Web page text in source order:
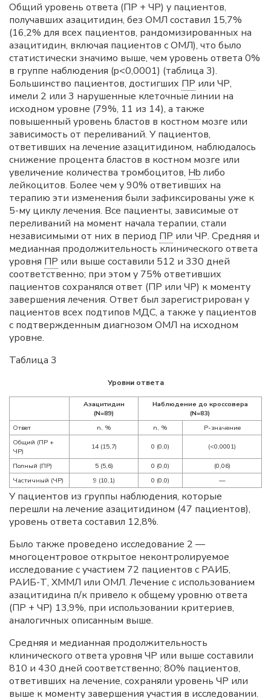
Общий уровень ответа (ПР + ЧР) у пациентов,
получавших азацитидин, без ОМЛ составил 15,7%
(16,2% для всех пациентов, рандомизированных на
азацитидин, включая пациентов с ОМЛ), что было
статистически значимо выше, чем уровень ответа 0%
в группе наблюдения (p<0,0001) (таблица 3).
Большинство пациентов, достигших ПР или ЧР,
имели 2 или 3 нарушенные клеточные линии на
исходном уровне (79%, 11 из 14), а также
повышенный уровень бластов в костном мозге или
зависимость от переливаний. У пациентов,
ответивших на лечение азацитидином, наблюдалось
снижение процента бластов в костном мозге или
увеличение количества тромбоцитов, Hb либо
лейкоцитов. Более чем у 90% ответивших на
терапию эти изменения были зафиксированы уже к
5-му циклу лечения. Все пациенты, зависимые от
переливаний на момент начала терапии, стали
независимыми от них в период ПР или ЧР. Средняя и
медианная продолжительность клинического ответа
уровня ПР или выше составили 512 и 330 дней
соответственно; при этом у 75% ответивших
пациентов сохранялся ответ (ПР или ЧР) к моменту
завершения лечения. Ответ был зарегистрирован у
пациентов всех подтипов МДС, а также у пациентов
с подтвержденным диагнозом ОМЛ на исходном
уровне.
Таблица 3
Уровни ответа
Азацитидин
(N=89)
Наблюдение до кроссовера
(N=83)
Ответ
n, % n, %
P-значение
Общий (ПР +
ЧР)
14 (15,7) 0 (0,0) (<0,0001)
Полный (ПР) 5 (5,6) 0 (0,0)
(0,06)
Частичный (ЧР)
9 (10,1) 0 (0,0) —
У пациентов из группы наблюдения, которые
перешли на лечение азацитидином (47 пациентов),
уровень ответа составил 12,8%.
Было также проведено исследование 2 —
многоцентровое открытое неконтролируемое
исследование с участием 72 пациентов с РАИБ,
РАИБ-Т, ХММЛ или ОМЛ. Лечение с использованием
азацитидина п/к привело к общему уровню ответа
(ПР + ЧР) 13,9%, при использовании критериев,
аналогичных описанным выше.
Средняя и медианная продолжительность
клинического ответа уровня ЧР или выше составили
810 и 430 дней соответственно; 80% пациентов,
ответивших на лечение, сохраняли уровень ЧР или
выше к моменту завершения участия в исследовании.